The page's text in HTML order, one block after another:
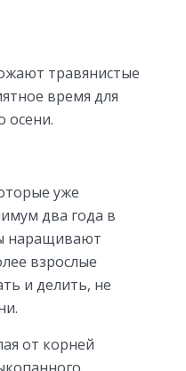
травянистые
время для
осени.
уже
два года в
наращивают
взрослые
и делить, не
от корней